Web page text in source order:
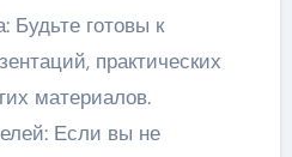
Будьте готовы к
практических
материалов.
Если вы не